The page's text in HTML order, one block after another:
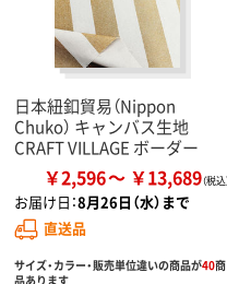
日本紐釦貿易（Nippon
Chuko） キャンバス生地
CRAFT VILLAGE ボーダー
￥2,596 ￥13,689
お届け日：8月26日（水）まで
直送品
サイズ・カラー・販売単位違いの商品が40商
品あります